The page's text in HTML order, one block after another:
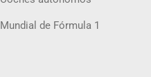
Mundial de Fórmula 1